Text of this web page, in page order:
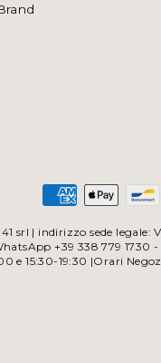
srl | indirizzo sede
+39 338 779 1730
e 15:30-19:30 |Orari